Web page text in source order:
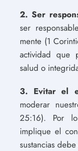
2. Ser
ser
mente (1
actividad que
salud o
3. Evitar el
moderar
25:16). Por
implique el
sustancias